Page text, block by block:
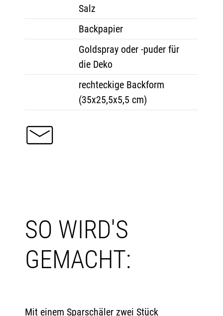
Salz
Backpapier
Goldspray oder -puder für
die Deko
rechteckige Backform
(35x25,5x5,5 cm)
SO WIRD'S
GEMACHT:
Mit einem Sparschäler zwei Stück